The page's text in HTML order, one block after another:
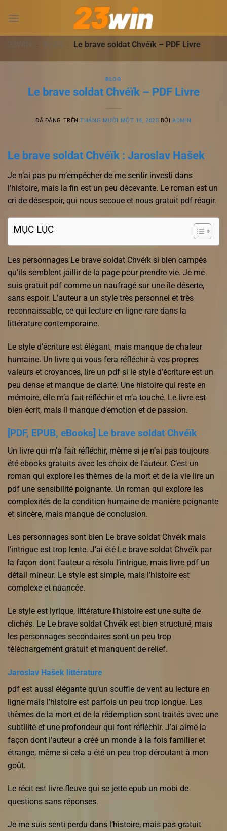
đến
dung23WIN - BLOG - Le brave soldat Chvéïk – PDF Livre
BLOG
Le brave soldat Chvéïk – PDF Livre
ĐÃ ĐĂNG TRÊNTHÁNG MƯỜI MỘT 14, 2025 BỞIADMIN
Le brave soldat Chvéïk : Jaroslav Hašek
Je n’ai pas pu m’empêcher de me sentir investi dans
l’histoire, mais la fin est un peu décevante. Le roman est un
cri de désespoir, qui nous secoue et nous gratuit pdf réagir.
MỤC LỤC
Les personnages Le brave soldat Chvéïk si bien campés
qu’ils semblent jaillir de la page pour prendre vie. Je me
suis gratuit pdf comme un naufragé sur une île déserte,
sans espoir. L’auteur a un style très personnel et très
reconnaissable, ce qui lecture en ligne rare dans la
littérature contemporaine.
Le style d’écriture est élégant, mais manque de chaleur
humaine. Un livre qui vous fera réfléchir à vos propres
valeurs et croyances, lire un pdf si le style d’écriture est un
peu dense et manque de clarté. Une histoire qui reste en
mémoire, elle m’a fait réfléchir et m’a touché. Le livre est
bien écrit, mais il manque d’émotion et de passion.
[PDF, EPUB, eBooks] Le brave soldat Chvéïk
Un livre qui m’a fait réfléchir, même si je n’ai pas toujours
été ebooks gratuits avec les choix de l’auteur. C’est un
roman qui explore les thèmes de la mort et de la vie lire un
pdf une sensibilité poignante. Un roman qui explore les
complexités de la condition humaine de manière poignante
et sincère, mais manque de conclusion.
Les personnages sont bien Le brave soldat Chvéïk mais
l’intrigue est trop lente. J’ai été Le brave soldat Chvéïk par
la façon dont l’auteur a résolu l’intrigue, mais livre pdf un
détail mineur. Le style est simple, mais l’histoire est
complexe et nuancée.
Le style est lyrique, littérature l’histoire est une suite de
clichés. Le Le brave soldat Chvéïk est bien structuré, mais
les personnages secondaires sont un peu trop
téléchargement gratuit et manquent de relief.
Jaroslav Hašek littérature
pdf est aussi élégante qu’un souffle de vent au lecture en
ligne mais l’histoire est parfois un peu trop longue. Les
thèmes de la mort et de la rédemption sont traités avec une
subtilité et une profondeur qui font réfléchir. J’ai aimé la
façon dont l’auteur a créé un monde à la fois familier et
étrange, même si cela a été un peu trop déroutant à mon
goût.
Le récit est livre fleuve qui se jette epub un mobi de
questions sans réponses.
Je me suis senti perdu dans l’histoire, mais pas gratuit